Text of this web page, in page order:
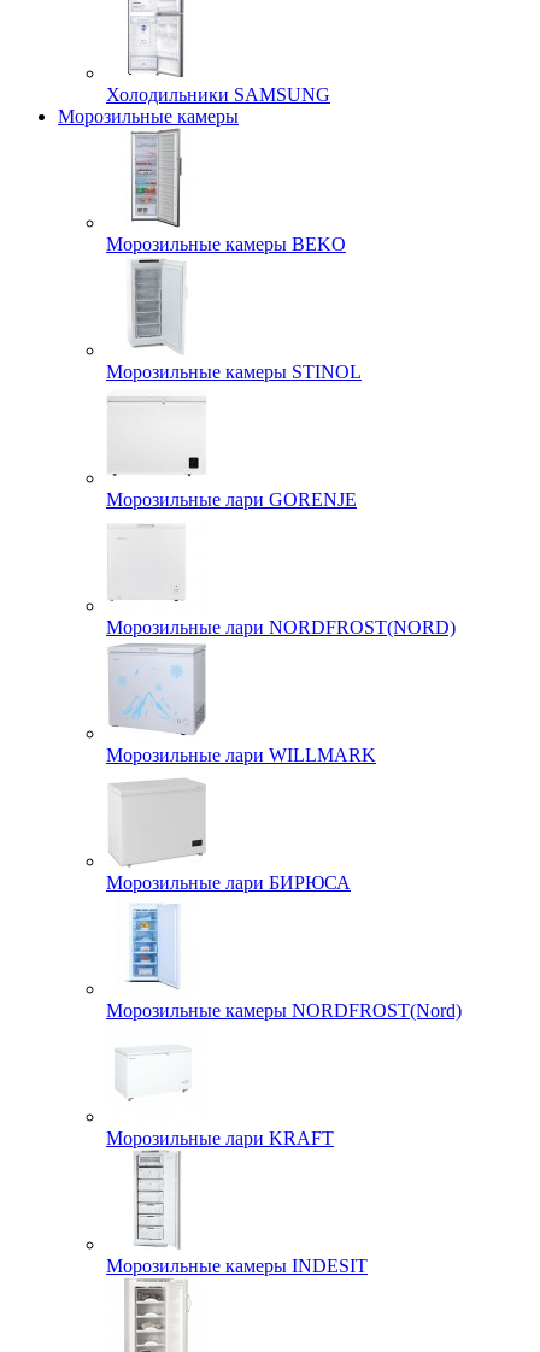
Холодильники SAMSUNG
Морозильные камеры
Морозильные камеры BEKO
Морозильные камеры STINOL
Морозильные лари GORENJE
Морозильные лари NORDFROST(NORD)
Морозильные лари WILLMARK
Морозильные лари БИРЮСА
Морозильные камеры NORDFROST(Nord)
Морозильные лари KRAFT
Морозильные камеры INDESIT